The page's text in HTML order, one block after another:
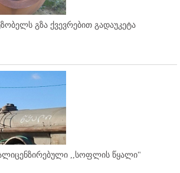
გზა ქვევრებით გადაუკეტა
,,სოფლის წყალი"